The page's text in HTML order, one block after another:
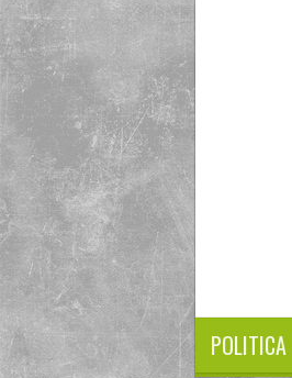
POLITICA